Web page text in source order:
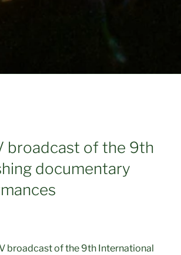
broadcast of the 9th
documentary
broadcast of the 9th International